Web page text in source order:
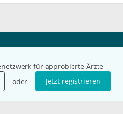
für approbierte Ärzte
oder Jetzt registrieren
Ihre Fragen
Hilfe